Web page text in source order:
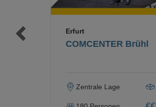
COMCENTER Brühl
Erfurt
Zentrale Lage